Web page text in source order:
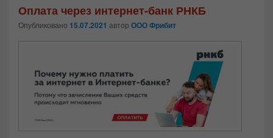
Оплата через интернет-банк РНКБ
Опубликовано 15.07.2021 автор ООО Фрибит
функциональность
сайта,
используется веб-
сайт.
Опыт